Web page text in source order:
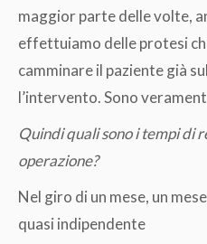
maggior parte delle volte,
effettuiamo delle protesi
camminare il paziente già
l’intervento. Sono
Quindi quali sono i tempi di
operazione?
Nel giro di un mese, un
quasi indipendente